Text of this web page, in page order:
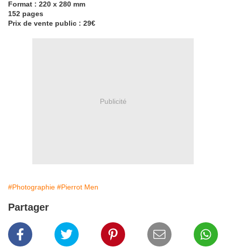
Format : 220 x 280 mm
152 pages
Prix de vente public : 29€
Publicité
#Photographie #Pierrot Men
Partager